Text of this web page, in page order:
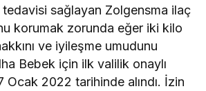
sağlayan Zolgensma ilaç
korumak zorunda eğer iki kilo
ve iyileşme umudunu
Bebek için ilk valilik onaylı
Ocak 2022 tarihinde alındı. İzin